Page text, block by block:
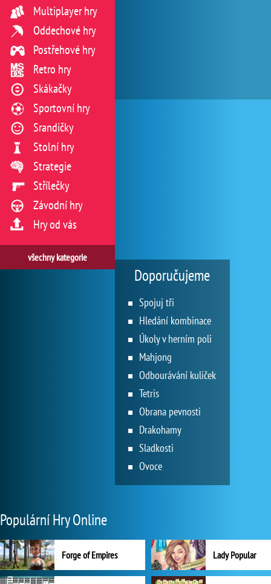
Multiplayer hry
Oddechové hry
Postřehové hry
Retro hry
Skákačky
Sportovní hry
Srandičky
Stolní hry
Strategie
Střílečky
Závodní hry
Hry od vás
všechny kategorie
Doporučujeme
Spojuj tři
Hledání kombinace
Úkoly v herním poli
Mahjong
Odbourávání kuliček
Tetris
Obrana pevnosti
Drakohamy
Sladkosti
Ovoce
Populární Hry Online
Forge of Empires Lady Popular